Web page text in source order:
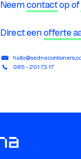
Neem contact op of
Direct een offerte
085 - 201 73 17